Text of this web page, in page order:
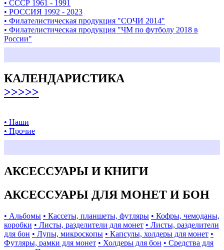
• СССР 1961 - 1991
• РОССИЯ 1992 - 2023
• Филателистическая продукция "СОЧИ 2014"
• Филателистическая продукция "ЧМ по футболу 2018 в
России"
КАЛЕНДАРИСТИКА
>>>>>
• Наши
• Прочие
АКСЕССУАРЫ И КНИГИ
АКСЕССУАРЫ ДЛЯ МОНЕТ И БОН
• Альбомы • Кассеты, планшеты, футляры • Кофры, чемоданы,
коробки • Листы, разделители для монет • Листы, разделители
для бон • Лупы, микроскопы • Капсулы, холдеры для монет •
Футляры, рамки для монет • Холдеры для бон • Средства для